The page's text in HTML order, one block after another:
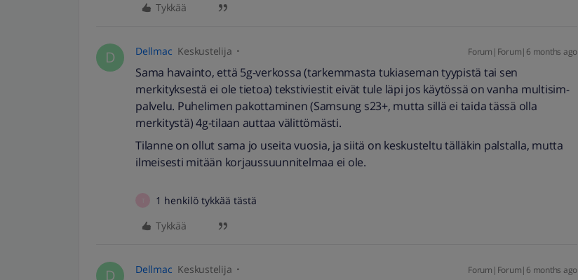
Tykkää
D Dellmac Keskustelija Forum|Forum|6 months ago
Sama havainto, että 5g-verkossa (tarkemmasta tukiaseman tyypistä tai sen
merkityksestä ei ole tietoa) tekstiviestit eivät tule läpi jos käytössä on vanha multisim-
palvelu. Puhelimen pakottaminen (Samsung s23+, mutta sillä ei taida tässä olla
merkitystä) 4g-tilaan auttaa välittömästi.
Tilanne on ollut sama jo useita vuosia, ja siitä on keskusteltu tälläkin palstalla, mutta
ilmeisesti mitään korjaussuunnitelmaa ei ole.
1 henkilö tykkää tästä
Tykkää
D Dellmac Keskustelija Forum|Forum|6 months ago